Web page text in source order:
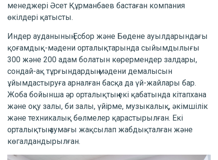
менеджері Әсет Құрманбаев бастаған компания
өкілдері қатысты.
Индер ауданының Есбор және Бөдене ауылдарындағы
қоғамдық-мәдени орталықтарында сыйымдылығы
300 және 200 адам болатын көрермендер залдары,
сондай-ақ тұрғындардың мәдени демалысын
ұйымдастыруға арналған басқа да үй-жайлары бар.
Жоба бойынша әр орталықтың екі қабатында кітапхана
және оқу залы, би залы, үйірме, музыкалық, әкімшілік
және техникалық бөлмелер қарастырылған. Екі
орталықтың аумағы жақсылап жабдықталған және
көгалдандырылған.